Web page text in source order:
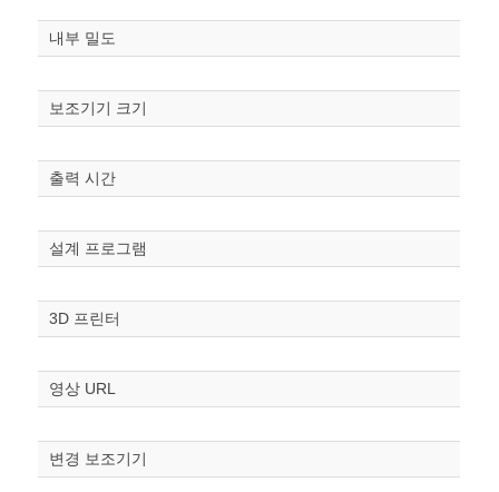
원하는 치수 입력 후 “스케일
너비
높이
폭
스케일
STL다운로드
내부 밀도
보조기기 크기
출력 시간
설계 프로그램
3D 프린터
영상 URL
변경 보조기기